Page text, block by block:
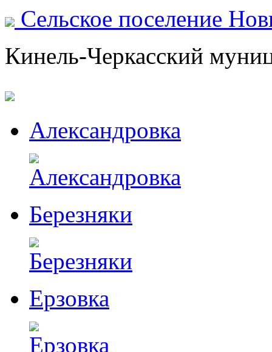
Сельское поселение
Кинель-Черкасский
Александровка
Березняки
Ерзовка